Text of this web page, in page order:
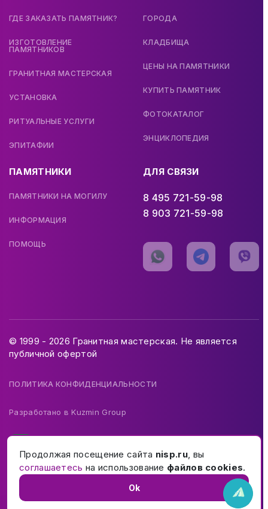
ГДЕ ЗАКАЗАТЬ ПАМЯТНИК?
ИЗГОТОВЛЕНИЕ
ПАМЯТНИКОВ
ГРАНИТНАЯ МАСТЕРСКАЯ
УСТАНОВКА
РИТУАЛЬНЫЕ УСЛУГИ
ЭПИТАФИИ
ГОРОДА
КЛАДБИЩА
ЦЕНЫ НА ПАМЯТНИКИ
КУПИТЬ ПАМЯТНИК
ФОТОКАТАЛОГ
ЭНЦИКЛОПЕДИЯ
ПАМЯТНИКИ
ПАМЯТНИКИ НА МОГИЛУ
ИНФОРМАЦИЯ
ПОМОЩЬ
ДЛЯ СВЯЗИ
8 495 721-59-98
8 903 721-59-98
© 1999 - 2026 Гранитная мастерская. Не является
публичной офертой
ПОЛИТИКА КОНФИДЕНЦИАЛЬНОСТИ
Разработано вKuzmin Group
Продолжая посещение сайта nisp.ru, вы
соглашаетесь на использование файлов cookies.
Ok